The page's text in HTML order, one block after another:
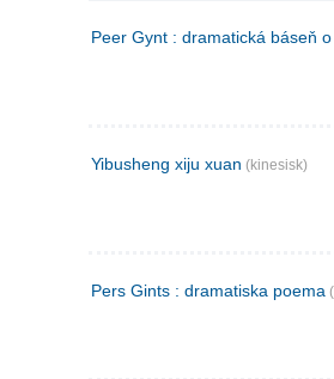
Peer Gynt : dramatická báseň
Yibusheng xiju xuan (kinesisk)
Pers Gints : dramatiska poema